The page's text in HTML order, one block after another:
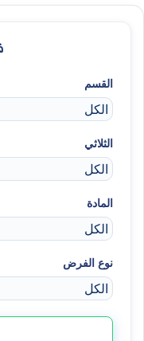
القسم
الثلاثي
المادة
نوع الفرض